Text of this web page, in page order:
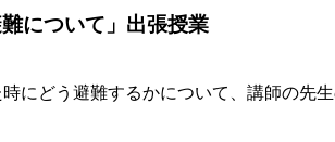
について」出張授業
にどう避難するかについて、講師の先